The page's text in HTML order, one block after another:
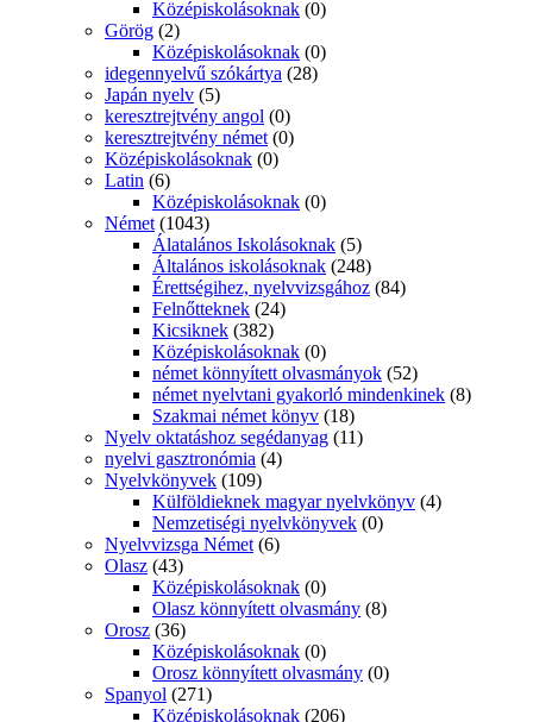
Középiskolásoknak (0)
Görög (2)
Középiskolásoknak (0)
idegennyelvű szókártya (28)
Japán nyelv (5)
keresztrejtvény angol (0)
keresztrejtvény német (0)
Középiskolásoknak (0)
Latin (6)
Középiskolásoknak (0)
Német (1043)
Álatalános Iskolásoknak (5)
Általános iskolásoknak (248)
Érettségihez, nyelvvizsgához (84)
Felnőtteknek (24)
Kicsiknek (382)
Középiskolásoknak (0)
német könnyített olvasmányok (52)
német nyelvtani gyakorló mindenkinek (8)
Szakmai német könyv (18)
Nyelv oktatáshoz segédanyag (11)
nyelvi gasztronómia (4)
Nyelvkönyvek (109)
Külföldieknek magyar nyelvkönyv (4)
Nemzetiségi nyelvkönyvek (0)
Nyelvvizsga Német (6)
Olasz (43)
Középiskolásoknak (0)
Olasz könnyített olvasmány (8)
Orosz (36)
Középiskolásoknak (0)
Orosz könnyített olvasmány (0)
Spanyol (271)
Középiskolásoknak (206)